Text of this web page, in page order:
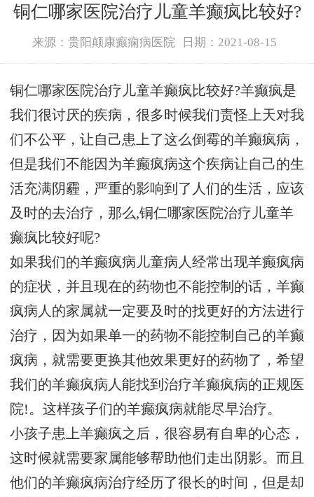
铜仁哪家医院治疗儿童羊癫疯比较好?
来源：贵阳颠康癫痫病医院 日期：2021-08-15
铜仁哪家医院治疗儿童羊癫疯比较好?羊癫疯是
我们很讨厌的疾病，很多时候我们责怪上天对我
们不公平，让自己患上了这么倒霉的羊癫疯病，
但是我们不能因为羊癫疯病这个疾病让自己的生
活充满阴霾，严重的影响到了人们的生活，应该
及时的去治疗，那么,铜仁哪家医院治疗儿童羊
癫疯比较好呢?
如果我们的羊癫疯病儿童病人经常出现羊癫疯病
的症状，并且现在的药物也不能控制的话，羊癫
疯病人的家属就一定要及时的找更好的方法进行
治疗，因为如果单一的药物不能控制自己的羊癫
疯病，就需要更换其他效果更好的药物了，希望
我们的羊癫疯病人能找到治疗羊癫疯病的正规医
院!。这样孩子们的羊癫疯病就能尽早治疗。
小孩子患上羊癫疯之后，很容易有自卑的心态，
这时候就需要家属能够帮助他们走出阴影。而且
他们的羊癫疯病治疗经历了很长的时间，但是却